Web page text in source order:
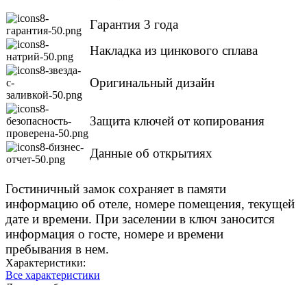
Гарантия 3 года
Накладка из цинкового сплава
Оригинальный дизайн
Защита ключей от копирования
Данные об открытиях
Гостиничный замок сохраняет в памяти
информацию об отеле, номере помещения, текущей
дате и времени. При заселении в ключ заносится
информация о госте, номере и времени
пребывания в нем.
Характеристики:
Все характеристики